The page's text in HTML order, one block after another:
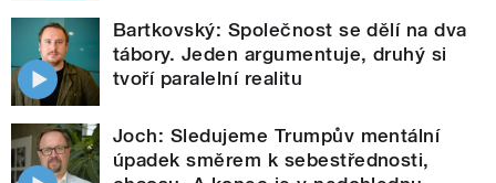
Bartkovský: Společnost se dělí na dva
tábory. Jeden argumentuje, druhý si
tvoří paralelní realitu
Joch: Sledujeme Trumpův mentální
úpadek směrem k sebestřednosti,